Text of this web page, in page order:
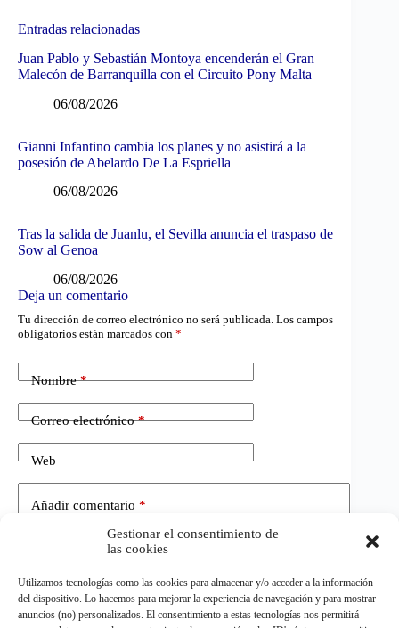
Gestionar el consentimiento de
las cookies
Utilizamos tecnologías como las cookies para almacenar y/o acceder a la información
del dispositivo. Lo hacemos para mejorar la experiencia de navegación y para mostrar
anuncios (no) personalizados. El consentimiento a estas tecnologías nos permitirá
Entradas relacionadas
Juan Pablo y Sebastián Montoya encenderán el Gran
Malecón de Barranquilla con el Circuito Pony Malta
06/08/2026
Gianni Infantino cambia los planes y no asistirá a la
posesión de Abelardo De La Espriella
06/08/2026
Tras la salida de Juanlu, el Sevilla anuncia el traspaso de
Sow al Genoa
06/08/2026
Deja un comentario
Tu dirección de correo electrónico no será publicada. Los campos
obligatorios están marcados con *
Nombre*
Correo electrónico*
Web
Añadir comentario *